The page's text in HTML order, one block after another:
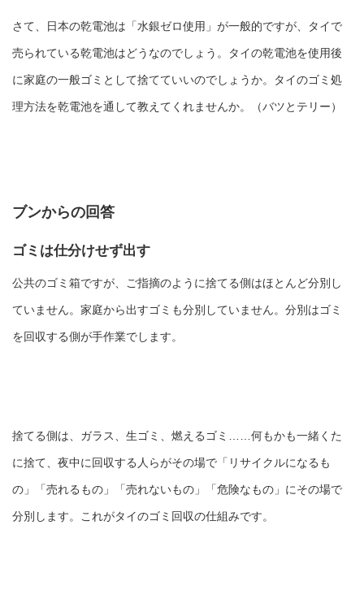
さて、日本の乾電池は「水銀ゼロ使用」が一般的ですが、タイで
売られている乾電池はどうなのでしょう。タイの乾電池を使用後
に家庭の一般ゴミとして捨てていいのでしょうか。タイのゴミ処
理方法を乾電池を通して教えてくれませんか。（バツとテリー）
ブンからの回答
ゴミは仕分けせず出す
公共のゴミ箱ですが、ご指摘のように捨てる側はほとんど分別し
ていません。家庭から出すゴミも分別していません。分別はゴミ
を回収する側が手作業でします。
捨てる側は、ガラス、生ゴミ、燃えるゴミ……何もかも一緒くた
に捨て、夜中に回収する人らがその場で「リサイクルになるも
の」「売れるもの」「売れないもの」「危険なもの」にその場で
分別します。これがタイのゴミ回収の仕組みです。